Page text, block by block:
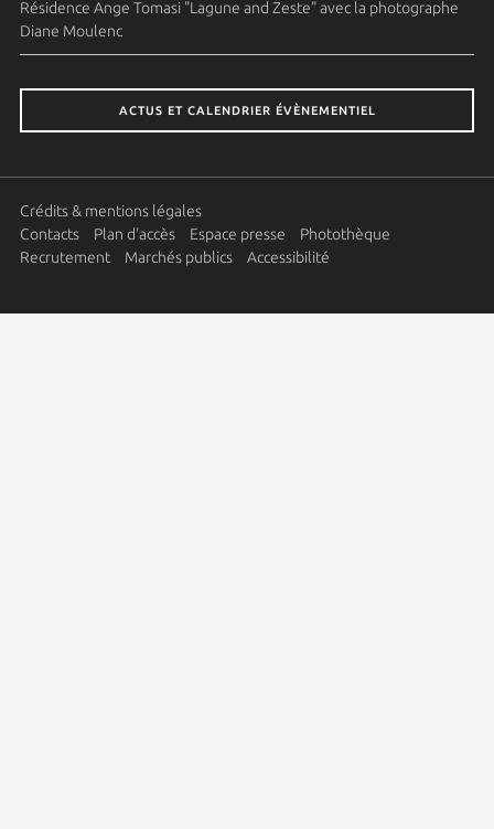
Résidence Ange Tomasi "Lagune and Zeste" avec la photographe
Diane Moulenc
ACTUS ET CALENDRIER ÉVÈNEMENTIEL
Crédits & mentions légales
Contacts
Plan d'accès Espace presse
Photothèque
Recrutement
Marchés publics Accessibilité